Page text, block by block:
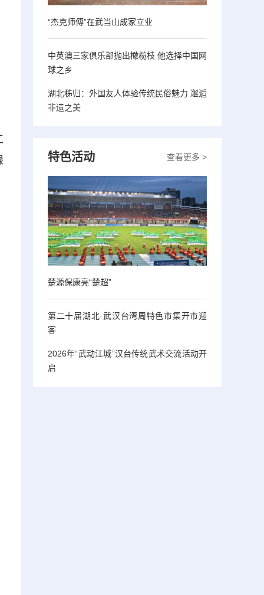
“杰克师傅”在武当山成家立业
中英澳三家俱乐部抛出橄榄枝 他选择中国网
球之乡
湖北秭归：外国友人体验传统民俗魅力 邂逅
非遗之美
查看更多 >
特色活动
楚源保康亮“楚超”
第二十届湖北·武汉台湾周特色市集开市迎
客
2026年“武动江城”汉台传统武术交流活动开
启